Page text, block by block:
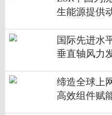
生能源提供
国际先进水
垂直轴风力
缔造全球上
高效组件赋